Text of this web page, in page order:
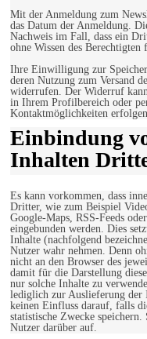
Mit der Anmeldung zum
das Datum der Anmeldung.
Nachweis im Fall, dass ein
ohne Wissen des
Ihre Einwilligung zur
deren Nutzung zum Versand
widerrufen. Der Widerruf
in Ihrem Profilbereich oder
Kontaktmöglichkeiten
Einbindung
Inhalten
Es kann vorkommen, dass
Dritter, wie zum Beispiel
Google-Maps, RSS-Feeds
eingebunden werden. Dies
Inhalte (nachfolgend
Nutzer wahr nehmen. Denn
nicht an den Browser des
damit für die Darstellung
nur solche Inhalte zu
lediglich zur Auslieferung der
keinen Einfluss darauf, falls
statistische Zwecke
Nutzer darüber auf.